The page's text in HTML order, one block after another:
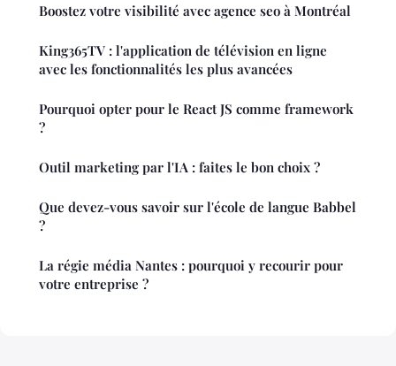
Boostez votre visibilité avec agence seo à Montréal
King365TV : l'application de télévision en ligne
avec les fonctionnalités les plus avancées
Pourquoi opter pour le React JS comme framework
?
Outil marketing par l'IA : faites le bon choix ?
Que devez-vous savoir sur l'école de langue Babbel
?
La régie média Nantes : pourquoi y recourir pour
votre entreprise ?